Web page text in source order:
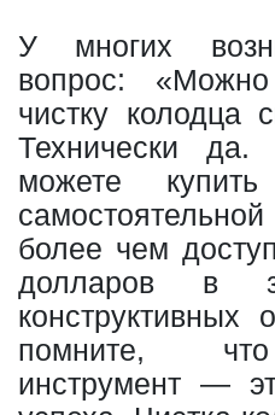
У многих
вопрос:
чистку колодца
Технически
можете
более чем
долларов в
конструктивных
помните,
инструмент —